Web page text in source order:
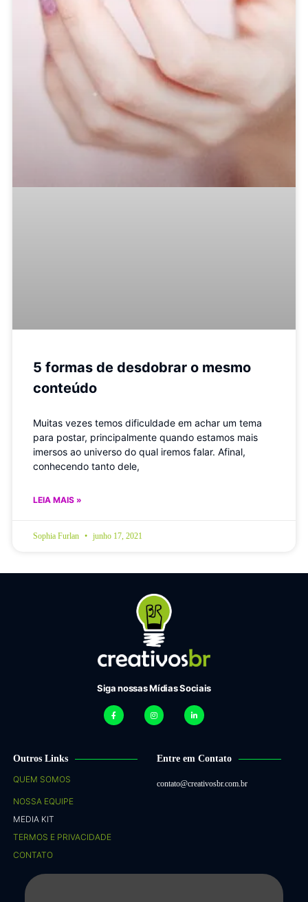
5 formas de desdobrar o mesmo
conteúdo
Muitas vezes temos dificuldade em achar um tema
para postar, principalmente quando estamos mais
imersos ao universo do qual iremos falar. Afinal,
conhecendo tanto dele,
LEIA MAIS »
Sophia Furlan junho 17, 2021
Siga nossas Mídias Sociais
Outros Links
QUEM SOMOS
NOSSA EQUIPE
MEDIA KIT
TERMOS E PRIVACIDADE
CONTATO
Entre em Contato
contato@creativosbr.com.br